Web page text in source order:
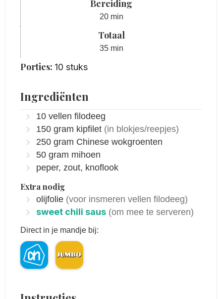
Bereiding
20minuten
min
Totaal
35minuten
min
Porties: 10 stuks
Ingrediënten
10 vellen filodeeg
150 gram kipfilet (in blokjes/reepjes)
250 gram Chinese wokgroenten
50 gram mihoen
peper, zout, knoflook
Extra nodig
olijfolie (voor insmeren vellen filodeeg)
sweet chili saus (om mee te serveren)
Direct in je mandje bij: